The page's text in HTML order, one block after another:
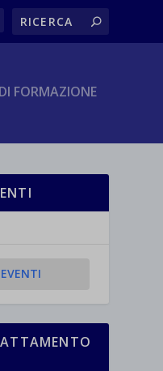
FORMAZIONE